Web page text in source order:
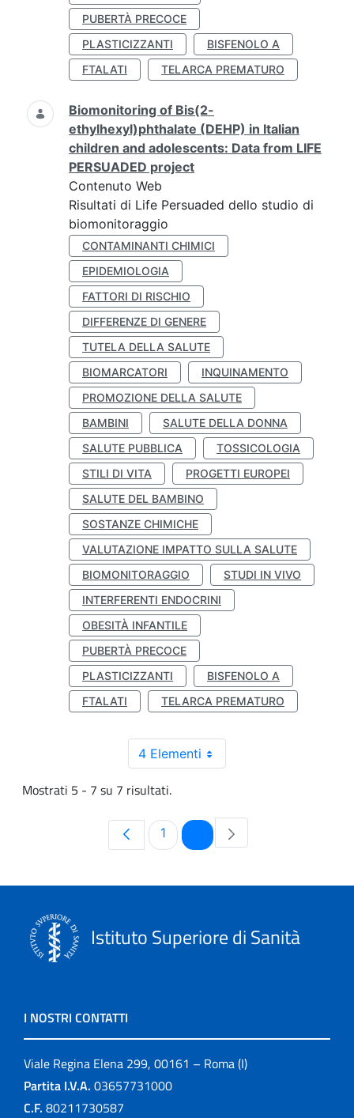
PUBERTÀ PRECOCE
PLASTICIZZANTI
BISFENOLO A
FTALATI
TELARCA PREMATURO
Biomonitoring of Bis(2-
ethylhexyl)phthalate (DEHP) in Italian
children and adolescents: Data from LIFE
PERSUADED project
Contenuto Web
Risultati di Life Persuaded dello studio di
biomonitoraggio
CONTAMINANTI CHIMICI
EPIDEMIOLOGIA
FATTORI DI RISCHIO
DIFFERENZE DI GENERE
TUTELA DELLA SALUTE
BIOMARCATORI
INQUINAMENTO
PROMOZIONE DELLA SALUTE
BAMBINI
SALUTE DELLA DONNA
SALUTE PUBBLICA
TOSSICOLOGIA
STILI DI VITA
PROGETTI EUROPEI
SALUTE DEL BAMBINO
SOSTANZE CHIMICHE
VALUTAZIONE IMPATTO SULLA SALUTE
BIOMONITORAGGIO
STUDI IN VIVO
INTERFERENTI ENDOCRINI
OBESITÀ INFANTILE
PUBERTÀ PRECOCE
PLASTICIZZANTI
BISFENOLO A
FTALATI
TELARCA PREMATURO
4 Elementi
Mostrati 5 - 7 su 7 risultati.
Pagina
1 Pagina
Istituto Superiore di Sanità
I NOSTRI CONTATTI
Viale Regina Elena 299, 00161 – Roma (I)
Partita I.V.A. 03657731000
C.F. 80211730587